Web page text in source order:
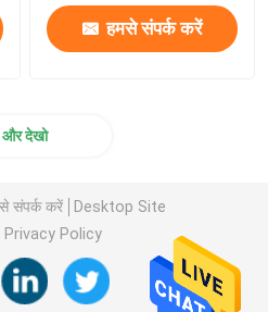
हमसे संपर्क करें
और देखो
संपर्क करें
Desktop Site
Privacy Policy